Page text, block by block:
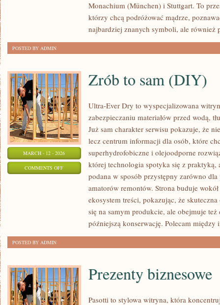
Monachium (München) i Stuttgart. To
którzy chcą podróżować mądrze,
najbardziej znanych symboli, ale również
POSTED BY ADMIN
MARCH - 12 - 2026
COMMENTS OFFON
Zrób to sam (DIY)
Ultra-Ever Dry to wyspecjalizowana
zabezpieczaniu materiałów przed wodą,
Już sam charakter serwisu pokazuje, że
lecz centrum informacji dla osób, które
superhydrofobiczne i olejoodporne
której technologia spotyka się z praktyką,
podana w sposób przystępny zarówno
amatorów remontów. Strona buduje
ekosystem treści, pokazując, że
się na samym produkcie, ale obejmuje
późniejszą konserwację. Polecam między
POSTED BY ADMIN
Prezenty biznesowe
Pasotti to stylowa witryna, która